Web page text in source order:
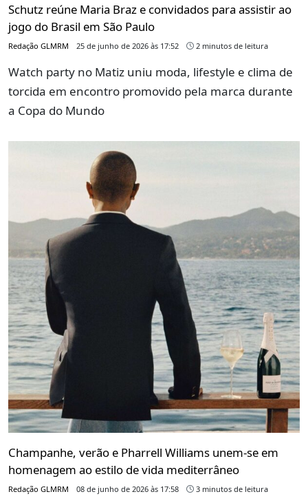
Schutz reúne Maria Braz e convidados para assistir ao
jogo do Brasil em São Paulo
Redação GLMRM 25 de junho de 2026 às 17:52 2 minutos de leitura
Watch party no Matiz uniu moda, lifestyle e clima de
torcida em encontro promovido pela marca durante
a Copa do Mundo
Champanhe, verão e Pharrell Williams unem-se em
homenagem ao estilo de vida mediterrâneo
Redação GLMRM 08 de junho de 2026 às 17:58 3 minutos de leitura